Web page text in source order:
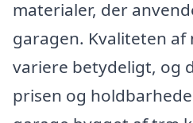
materialer, der
garagen. Kvaliteten
variere betydeligt, og
prisen og